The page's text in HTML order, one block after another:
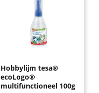
Hobbylijm tesa®
ecoLogo®
multifunctioneel 100g